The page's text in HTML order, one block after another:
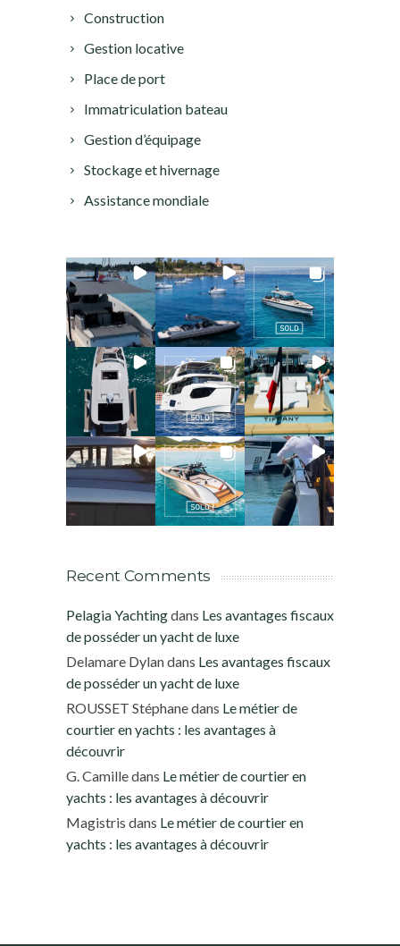
Construction
Gestion locative
Place de port
Immatriculation bateau
Gestion d’équipage
Stockage et hivernage
Assistance mondiale
Recent Comments
Pelagia Yachtingdans Les avantages fiscaux
de posséder un yacht de luxe
Delamare Dylandans Les avantages fiscaux
de posséder un yacht de luxe
ROUSSET Stéphanedans Le métier de
courtier en yachts : les avantages à
découvrir
G. Camilledans Le métier de courtier en
yachts : les avantages à découvrir
Magistris dans Le métier de courtier en
yachts : les avantages à découvrir